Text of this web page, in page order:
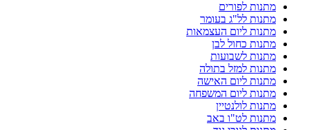
מתנות לפורים
מתנות לל"ג בעומר
מתנות ליום העצמאות
מתנות כחול לבן
מתנות לשבועות
מתנות למזל בתולה
מתנות ליום האישה
מתנות ליום המשפחה
מתנות לולנטיין
מתנות לט"ו באב